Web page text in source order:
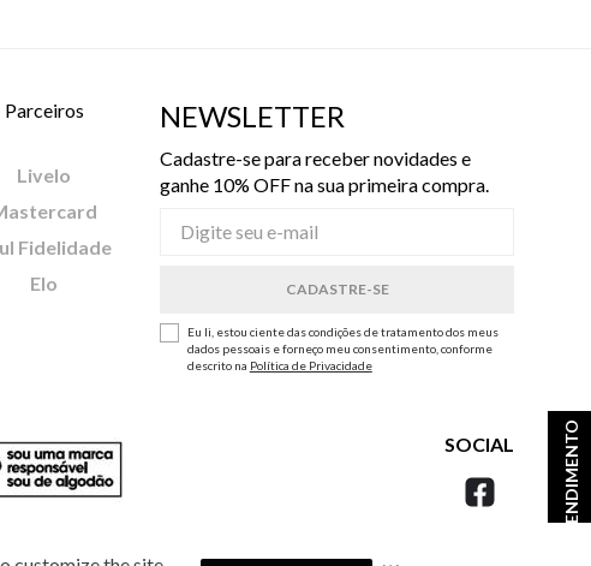
ATENDIMENTO
Parceiros
Livelo
Fidelidade
Elo
NEWSLETTER
Cadastre-se para receber novidades e
ganhe 10% OFF na sua primeira compra.
Eu li, estou ciente das condições de tratamento dos meus
dados pessoais e forneço meu consentimento, conforme
descrito na Política de Privacidade
SOCIAL